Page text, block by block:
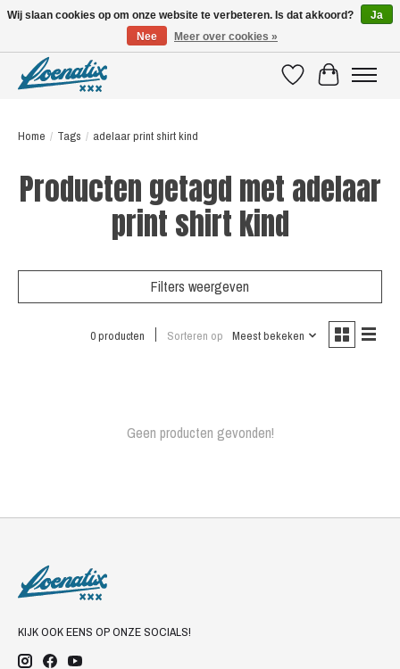
VerlanglijstWinkelwagen
Home / Tags / adelaar print shirt kind
Producten getagd met adelaar
print shirt kind
Filters weergeven
0 producten Sorteren op Meest bekeken
Geen producten gevonden!
KIJK OOK EENS OP ONZE SOCIALS!
Wij slaan cookies op om onze website te verbeteren. Is dat akkoord?
Ja
Nee
Meer over cookies »